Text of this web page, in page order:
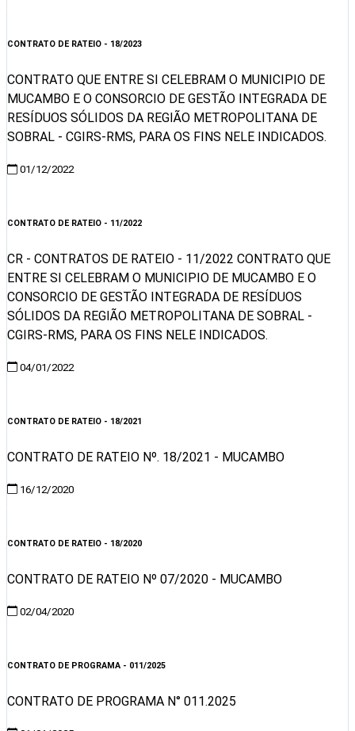
CONTRATO DE RATEIO - 18/2023
CONTRATO QUE ENTRE SI CELEBRAM O MUNICIPIO DE
MUCAMBO E O CONSORCIO DE GESTÃO INTEGRADA DE
RESÍDUOS SÓLIDOS DA REGIÃO METROPOLITANA DE
SOBRAL - CGIRS-RMS, PARA OS FINS NELE INDICADOS.
01/12/2022
CONTRATO DE RATEIO - 11/2022
CR - CONTRATOS DE RATEIO - 11/2022 CONTRATO QUE
ENTRE SI CELEBRAM O MUNICIPIO DE MUCAMBO E O
CONSORCIO DE GESTÃO INTEGRADA DE RESÍDUOS
SÓLIDOS DA REGIÃO METROPOLITANA DE SOBRAL -
CGIRS-RMS, PARA OS FINS NELE INDICADOS.
04/01/2022
CONTRATO DE RATEIO - 18/2021
CONTRATO DE RATEIO Nº. 18/2021 - MUCAMBO
16/12/2020
CONTRATO DE RATEIO - 18/2020
CONTRATO DE RATEIO Nº 07/2020 - MUCAMBO
02/04/2020
CONTRATO DE PROGRAMA - 011/2025
CONTRATO DE PROGRAMA N° 011.2025